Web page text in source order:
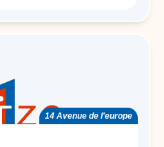
14 Avenue de l'europe